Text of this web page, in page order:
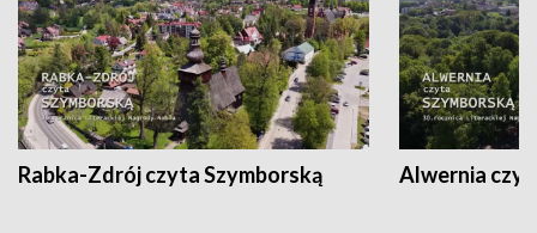
Rabka-Zdrój czyta Szymborską Alwernia